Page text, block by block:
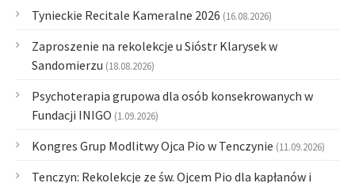
Tynieckie Recitale Kameralne 2026 (16.08.2026)
Zaproszenie na rekolekcje u Sióstr Klarysek w
Sandomierzu (18.08.2026)
Psychoterapia grupowa dla osób konsekrowanych w
Fundacji INIGO (1.09.2026)
Kongres Grup Modlitwy Ojca Pio w Tenczynie (11.09.2026)
Tenczyn: Rekolekcje ze św. Ojcem Pio dla kapłanów i